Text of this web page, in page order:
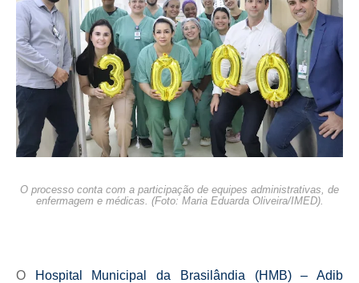
O processo conta com a participação de equipes administrativas, de
enfermagem e médicas. (Foto: Maria Eduarda Oliveira/IMED).
O
Hospital Municipal da Brasilândia (HMB) – Adib